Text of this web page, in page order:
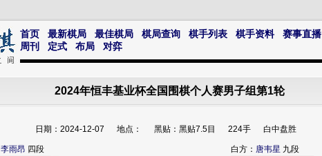
首页 最新棋局 最佳棋局 棋局查询 棋手列表 棋手资料 赛事直播
周刊
定式 布局 对弈
2024年恒丰基业杯全国围棋个人赛男子组第1轮
日期：2024-12-07 地点： 黑贴：黑贴7.5目 224手 白中盘胜
李雨昂 四段 白方： 唐韦星 九段